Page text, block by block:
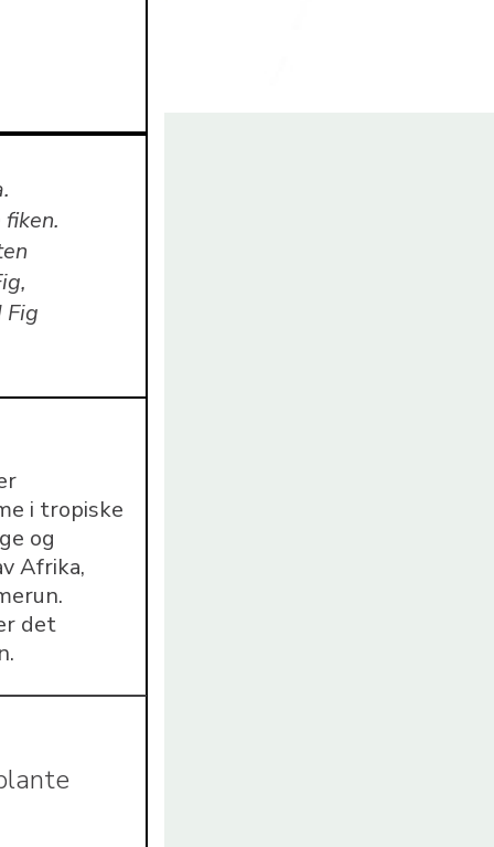
Fig
i tropiske
og
Afrika,
det